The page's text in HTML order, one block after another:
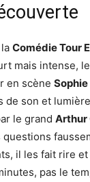
Comédie Tour
mais intense,
en scène
de son et
le grand Arthur
questions
il les fait rire et
pas le